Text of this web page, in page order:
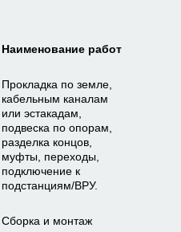
Наименование работ
Прокладка по земле,
кабельным каналам
или эстакадам,
подвеска по опорам,
разделка концов,
муфты, переходы,
подключение к
подстанциям/ВРУ.
Сборка и монтаж